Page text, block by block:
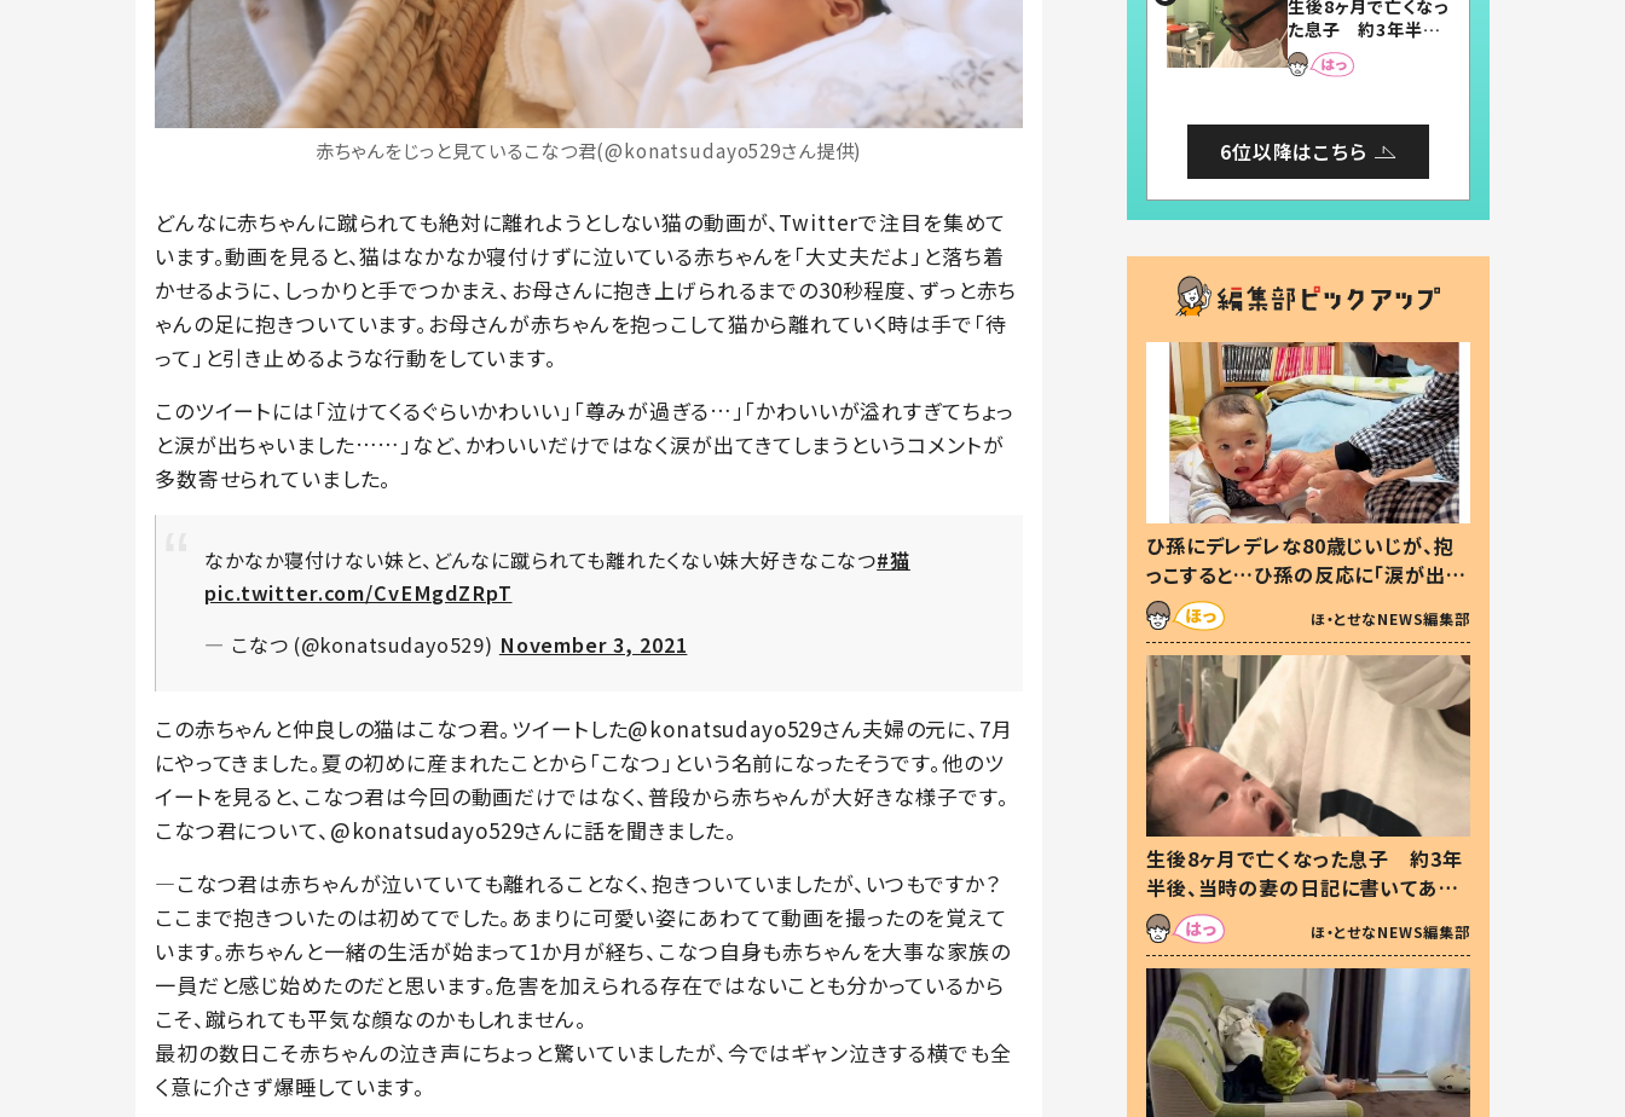
赤ちゃんをじっと見ているこなつ君(@konatsudayo529さん提供)
どんなに赤ちゃんに蹴られても絶対に離れようとしない猫の動画が、Twitterで注目を集めて
います。動画を見ると、猫はなかなか寝付けずに泣いている赤ちゃんを「大丈夫だよ」と落ち着
かせるように、しっかりと手でつかまえ、お母さんに抱き上げられるまでの30秒程度、ずっと赤ち
ゃんの足に抱きついています。お母さんが赤ちゃんを抱っこして猫から離れていく時は手で「待
って」と引き止めるような行動をしています。
このツイートには「泣けてくるぐらいかわいい」「尊みが過ぎる…」「かわいいが溢れすぎてちょっ
と涙が出ちゃいました……」など、かわいいだけではなく涙が出てきてしまうというコメントが
多数寄せられていました。
なかなか寝付けない妹と、どんなに蹴られても離れたくない妹大好きなこなつ#猫
pic.twitter.com/CvEMgdZRpT
— こなつ (@konatsudayo529) November 3, 2021
この赤ちゃんと仲良しの猫はこなつ君。ツイートした@konatsudayo529さん夫婦の元に、7月
にやってきました。夏の初めに産まれたことから「こなつ」という名前になったそうです。他のツ
イートを見ると、こなつ君は今回の動画だけではなく、普段から赤ちゃんが大好きな様子です。
こなつ君について、@konatsudayo529さんに話を聞きました。
―こなつ君は赤ちゃんが泣いていても離れることなく、抱きついていましたが、いつもですか？
ここまで抱きついたのは初めてでした。あまりに可愛い姿にあわてて動画を撮ったのを覚えて
います。赤ちゃんと一緒の生活が始まって1か月が経ち、こなつ自身も赤ちゃんを大事な家族の
一員だと感じ始めたのだと思います。危害を加えられる存在ではないことも分かっているから
こそ、蹴られても平気な顔なのかもしれません。
最初の数日こそ赤ちゃんの泣き声にちょっと驚いていましたが、今ではギャン泣きする横でも全
く意に介さず爆睡しています。
まらない」「幸せにな
れる」
生後8ヶ月で亡くなっ
た息子 約3年半
後、当時の妻の日記
に書いてあった本音
6位以降はこちら
ひ孫にデレデレな80歳じいじが、抱
っこすると…ひ孫の反応に「涙が出ま
した」「可愛くて仕方ない」
ほ・とせなNEWS編集部
生後8ヶ月で亡くなった息子 約3年
半後、当時の妻の日記に書いてあっ
た本音とは
ほ・とせなNEWS編集部